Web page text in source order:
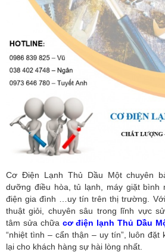
Cơ Điện Lạnh Thủ Dầu Một chuyên
dưỡng điều hòa, tủ lạnh, máy giặt bình
điện gia đình …uy tín trên thị trường.
thuật giỏi, chuyên sâu trong lĩnh vực
tâm sửa chữa cơ điện lạnh Thủ Dầu
“nhiệt tình – cẩn thận – uy tín”, luôn đặt
lại cho khách hàng sự hài lòng nhất.